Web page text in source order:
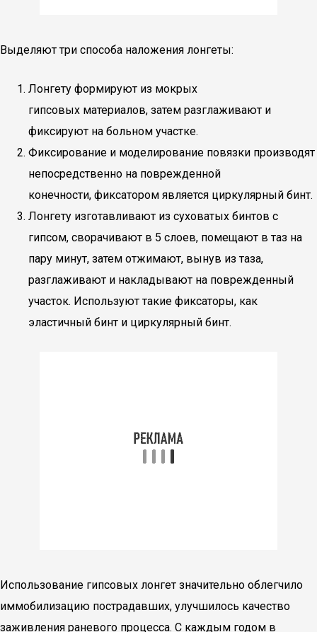
Выделяют три способа наложения лонгеты:
Лонгету формируют из мокрых
гипсовых материалов, затем разглаживают и
фиксируют на больном участке.
Фиксирование и моделирование повязки производят
непосредственно на поврежденной
конечности, фиксатором является циркулярный бинт.
Лонгету изготавливают из суховатых бинтов с
гипсом, сворачивают в 5 слоев, помещают в таз на
пару минут, затем отжимают, вынув из таза,
разглаживают и накладывают на поврежденный
участок. Используют такие фиксаторы, как
эластичный бинт и циркулярный бинт.
Использование гипсовых лонгет значительно облегчило
иммобилизацию пострадавших, улучшилось качество
заживления раневого процесса. С каждым годом в